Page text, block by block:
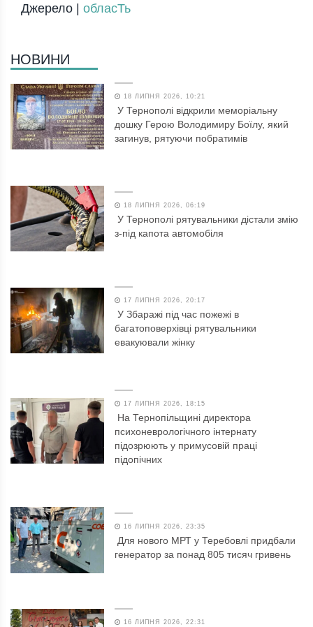
Джерело | обласТь
НОВИНИ
18 ЛИПНЯ 2026, 10:21
У Тернополі відкрили меморіальну
дошку Герою Володимиру Боїлу, який
загинув, рятуючи побратимів
18 ЛИПНЯ 2026, 06:19
У Тернополі рятувальники дістали змію
з-під капота автомобіля
17 ЛИПНЯ 2026, 20:17
У Збаражі під час пожежі в
багатоповерхівці рятувальники
евакуювали жінку
17 ЛИПНЯ 2026, 18:15
На Тернопільщині директора
психоневрологічного інтернату
підозрюють у примусовій праці
підопічних
16 ЛИПНЯ 2026, 23:35
Для нового МРТ у Теребовлі придбали
генератор за понад 805 тисяч гривень
16 ЛИПНЯ 2026, 22:31